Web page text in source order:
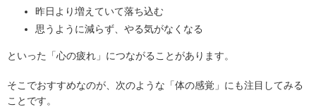
昨日より増えていて落ち込む
思うように減らず、やる気がなくなる
といった「心の疲れ」につながることがあります。
そこでおすすめなのが、次のような「体の感覚」にも注目してみる
ことです。